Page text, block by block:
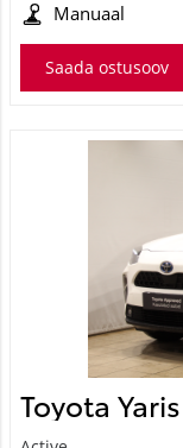
Manuaal
Saada ostusoov
Toyota